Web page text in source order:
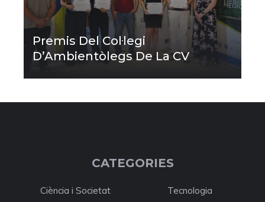
Premis Del Col·legi
D’Ambientòlegs De La CV
CATEGORIES
Ciència i Societat
Tecnologia